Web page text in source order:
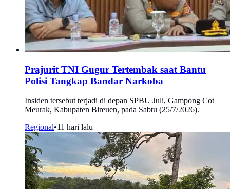
Prajurit TNI Gugur Tertembak saat Bantu
Polisi Tangkap Bandar Narkoba
Insiden tersebut terjadi di depan SPBU Juli, Gampong Cot
Meurak, Kabupaten Bireuen, pada Sabtu (25/7/2026).
Regional•11 hari lalu